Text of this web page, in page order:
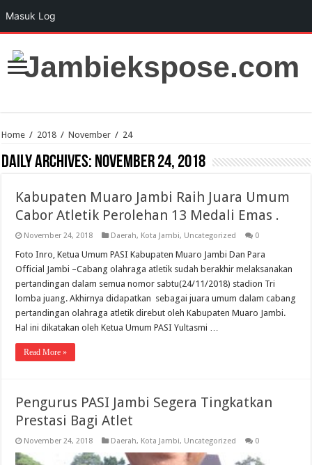
Home / 2018 / November / 24
Daily Archives: November 24, 2018
Kabupaten Muaro Jambi Raih Juara Umum
Cabor Atletik Perolehan 13 Medali Emas .
November 24, 2018 Daerah, Kota Jambi, Uncategorized 0
Foto Inro, Ketua Umum PASI Kabupaten Muaro Jambi Dan Para
Official Jambi –Cabang olahraga atletik sudah berakhir melaksanakan
pertandingan dalam semua nomor sabtu(24/11/2018) stadion Tri
lomba juang. Akhirnya didapatkan sebagai juara umum dalam cabang
pertandingan olahraga atletik direbut oleh Kabupaten Muaro Jambi.
Hal ini dikatakan oleh Ketua Umum PASI Yultasmi …
Read More »
Pengurus PASI Jambi Segera Tingkatkan
Prestasi Bagi Atlet
November 24, 2018 Daerah, Kota Jambi, Uncategorized 0
Masuk Log